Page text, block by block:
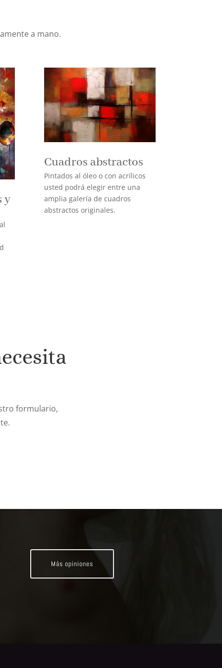
a mano.
y
Cuadros abstractos
Pintados al óleo o con acrílicos
usted podrá elegir entre una
amplia galería de cuadros
abstractos originales.
formulario,
Más opiniones